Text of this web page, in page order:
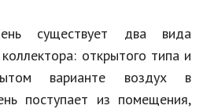
существует два вида
открытого типа и
варианте воздух в
поступает из помещения,